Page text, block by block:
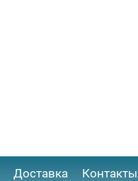
Доставка Контакты